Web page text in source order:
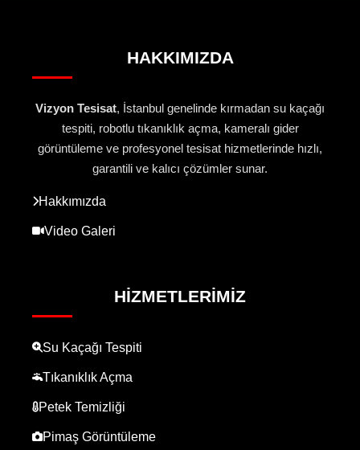
HAKKIMIZDA
Vizyon Tesisat, İstanbul genelinde kırmadan su kaçağı
tespiti, robotlu tıkanıklık açma, kameralı gider
görüntüleme ve profesyonel tesisat hizmetlerinde hızlı,
garantili ve kalıcı çözümler sunar.
Hakkımızda
Video Galeri
HIZMETLERIMIZ
Su Kaçağı Tespiti
Tıkanıklık Açma
Petek Temizliği
Pimaş Görüntüleme